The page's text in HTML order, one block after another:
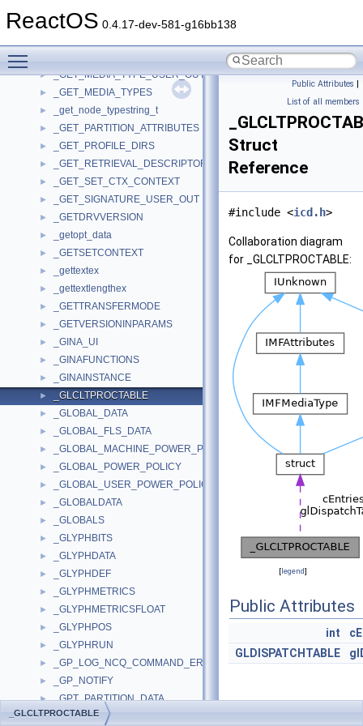
ReactOS 0.4.17-dev-581-g16bb138
► _GET_LAST_ERROR_USER_OUT
► _GET_MEDIA_TYPE_USER_OUT
► _GET_MEDIA_TYPES
► _get_node_typestring_t
► _GET_PARTITION_ATTRIBUTES
► _GET_PROFILE_DIRS
► _GET_RETRIEVAL_DESCRIPTOR
► _GET_SET_CTX_CONTEXT
► _GET_SIGNATURE_USER_OUT
► _GETDRVVERSION
► _getopt_data
► _GETSETCONTEXT
► _gettextex
► _gettextlengthex
► _GETTRANSFERMODE
► _GETVERSIONINPARAMS
► _GINA_UI
► _GINAFUNCTIONS
► _GINAINSTANCE
► _GLCLTPROCTABLE
► _GLOBAL_DATA
► _GLOBAL_FLS_DATA
► _GLOBAL_MACHINE_POWER_POLICY
► _GLOBAL_POWER_POLICY
► _GLOBAL_USER_POWER_POLICY
► _GLOBALDATA
► _GLOBALS
► _GLYPHBITS
► _GLYPHDATA
► _GLYPHDEF
► _GLYPHMETRICS
► _GLYPHMETRICSFLOAT
► _GLYPHPOS
► _GLYPHRUN
► _GP_LOG_NCQ_COMMAND_ERROR
► _GP_NOTIFY
► _GPT_PARTITION_DATA
► _GPT_PARTITION_ENTRY
Public Attributes |
List of all members
Struct
Reference
#include <icd.h>
Collaboration diagram
for _GLCLTPROCTABLE:
[legend]
Public Attributes
int
GLDISPATCHTABLE
Detailed
_GLCLTPROCTABLE